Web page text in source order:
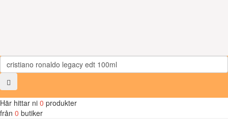
Här hittar ni 0 produkter
från 0 butiker